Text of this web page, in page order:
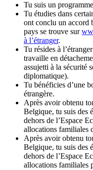
Tu suis un
Tu étudies dans
ont conclu un accord
pays se trouve sur
à l’étranger.
Tu résides à
travaille en
assujetti à la sécurité
diplomatique).
Tu bénéficies d’une
étrangère.
Après avoir obtenu
Belgique, tu suis des
dehors de l’Espace
allocations familiales
Après avoir obtenu
Belgique, tu suis des
dehors de l’Espace
allocations familiales